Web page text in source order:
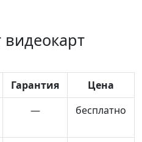
Гарантия
Цена
— бесплатно